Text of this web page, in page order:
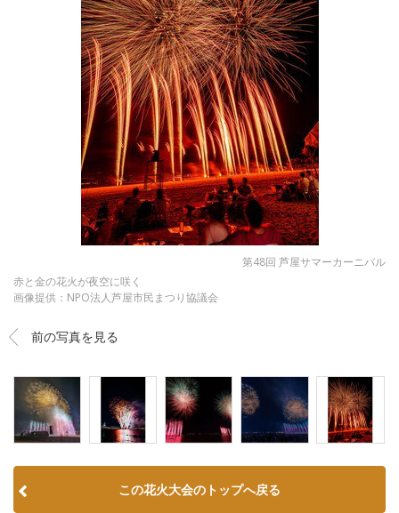
第48回 芦屋サマーカーニバル
赤と金の花火が夜空に咲く
画像提供：NPO法人芦屋市民まつり協議会
前の写真を見る
この花火大会のトップへ戻る